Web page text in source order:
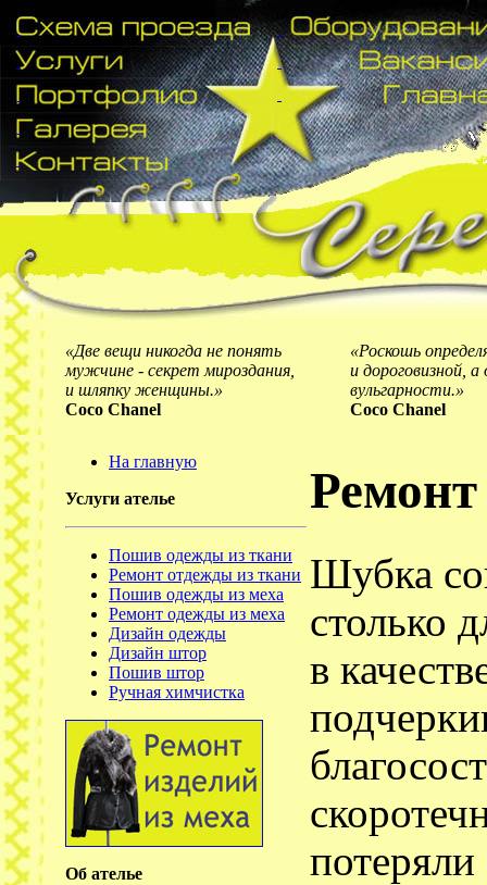
«Две вещи никогда не понять
мужчине - секрет мироздания,
и шляпку женщины.»
Coco Chanel
«Роскошь
и дороговизной,
вульгарности.»
Coco Chanel
На главную
Услуги ателье
Пошив одежды из ткани
Ремонт отдежды из ткани
Пошив одежды из меха
Ремонт одежды из меха
Дизайн одежды
Дизайн штор
Пошив штор
Ручная химчистка
Об ателье
Ремонт
Шубка
столько
в